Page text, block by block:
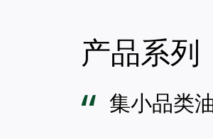
产品系列
“ 集小品类